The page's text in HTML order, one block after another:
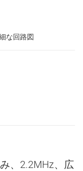
な回路図
、2.2MHz、広